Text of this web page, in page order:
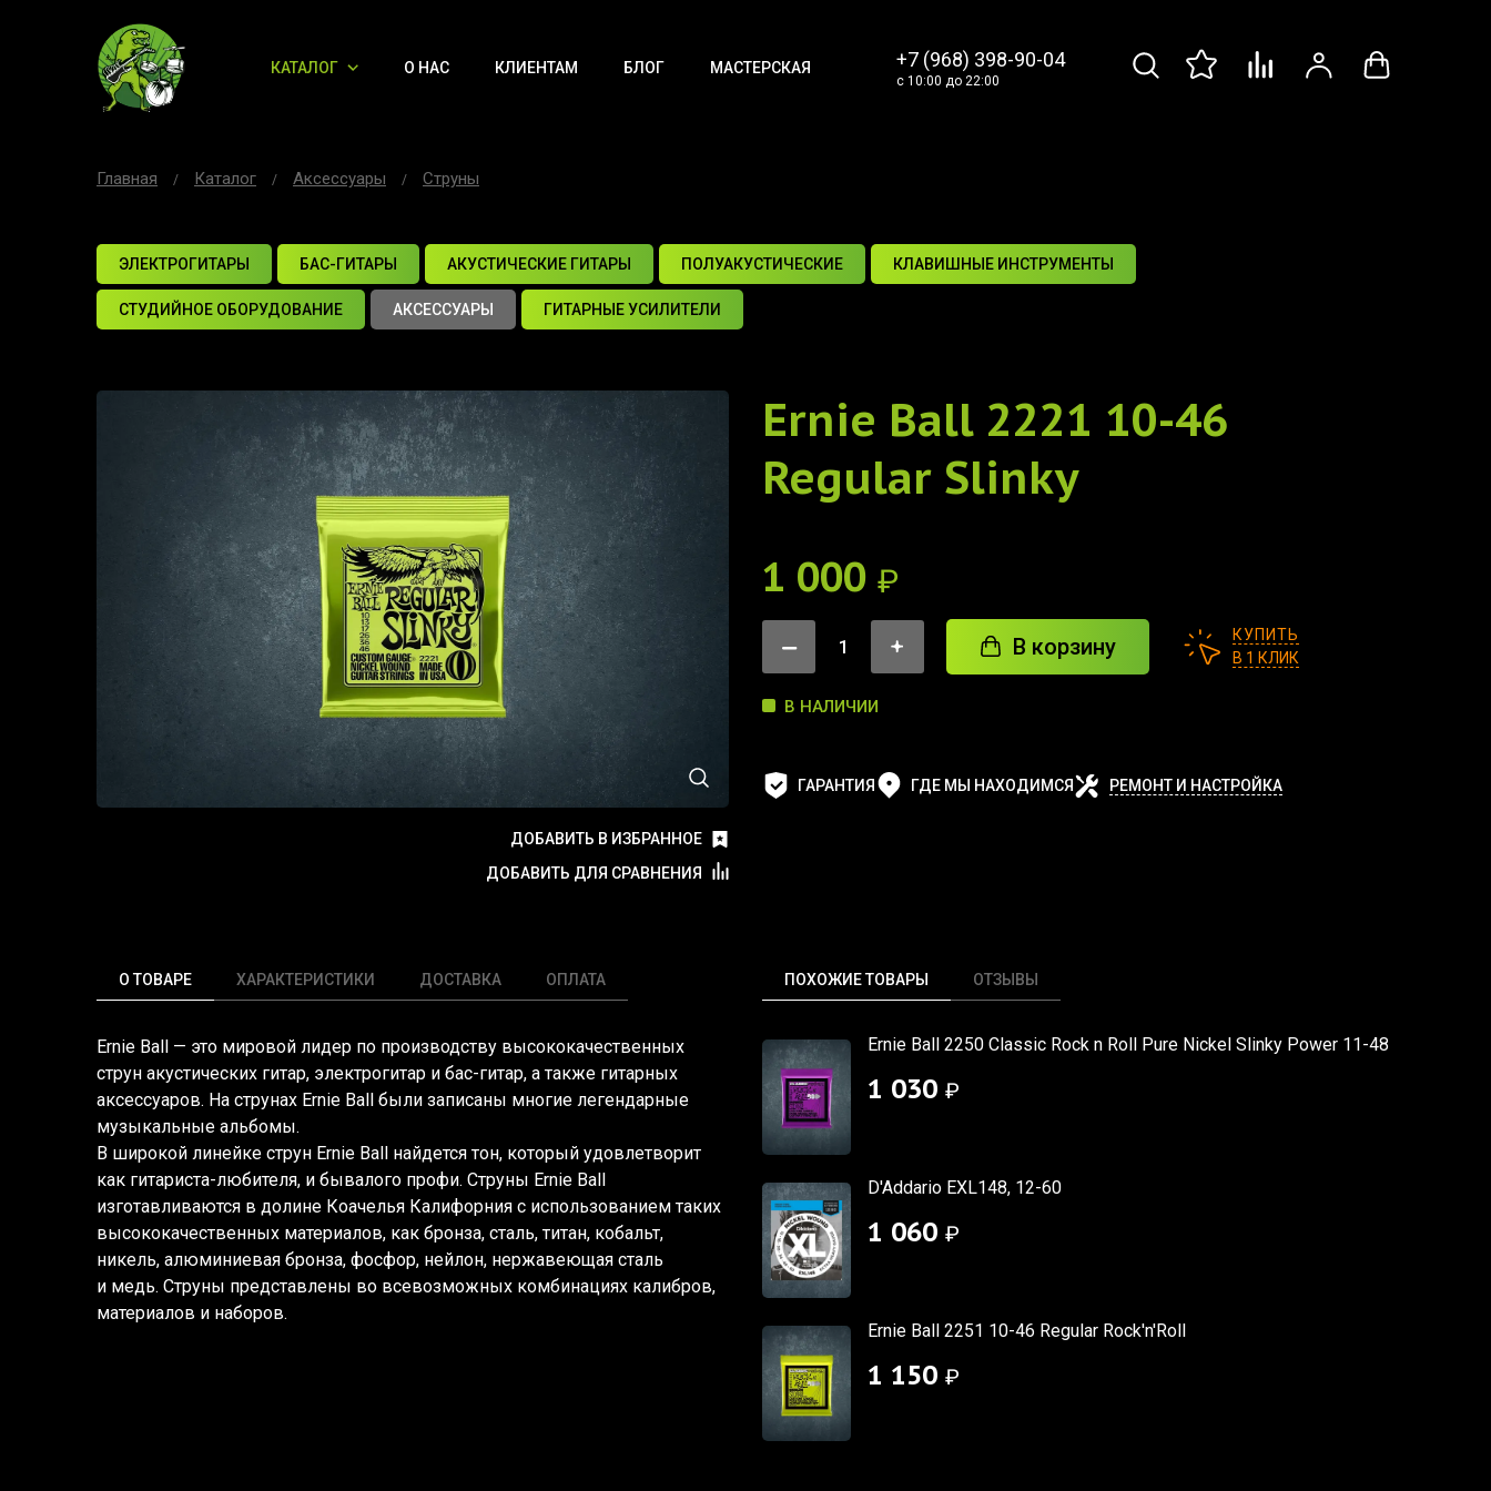
КАТАЛОГ О НАС КЛИЕНТАМ БЛОГ МАСТЕРСКАЯ +7 (968) 398-90-04
с 10:00 до 22:00
Главная Каталог Аксессуары Струны
ЭЛЕКТРОГИТАРЫ БАС-ГИТАРЫ АКУСТИЧЕСКИЕ ГИТАРЫ ПОЛУАКУСТИЧЕСКИЕ КЛАВИШНЫЕ ИНСТРУМЕНТЫ
СТУДИЙНОЕ ОБОРУДОВАНИЕ АКСЕССУАРЫ ГИТАРНЫЕ УСИЛИТЕЛИ
ДОБАВИТЬ В ИЗБРАННОЕ
ДОБАВИТЬ ДЛЯ СРАВНЕНИЯ
Ernie Ball 2221 10-46
Regular Slinky
1 000 ₽
В корзину
КУПИТЬ
В 1 КЛИК
В НАЛИЧИИ
ГАРАНТИЯ ГДЕ МЫ НАХОДИМСЯ РЕМОНТ И НАСТРОЙКА
О ТОВАРЕ ХАРАКТЕРИСТИКИ ДОСТАВКА ОПЛАТА
Ernie Ball — это мировой лидер по производству высококачественных
струн акустических гитар, электрогитар и бас-гитар, а также гитарных
аксессуаров. На струнах Ernie Ball были записаны многие легендарные
музыкальные альбомы.
В широкой линейке струн Ernie Ball найдется тон, который удовлетворит
как гитариста-любителя, и бывалого профи. Струны Ernie Ball
изготавливаются в долине Коачелья Калифорния с использованием таких
высококачественных материалов, как бронза, сталь, титан, кобальт,
никель, алюминиевая бронза, фосфор, нейлон, нержавеющая сталь
и медь. Струны представлены во всевозможных комбинациях калибров,
материалов и наборов.
ПОХОЖИЕ ТОВАРЫ ОТЗЫВЫ
Ernie Ball 2250 Classic Rock n Roll Pure Nickel Slinky Power 11-48
1 030 ₽
D'Addario EXL148, 12-60
1 060 ₽
Ernie Ball 2251 10-46 Regular Rock'n'Roll
1 150 ₽